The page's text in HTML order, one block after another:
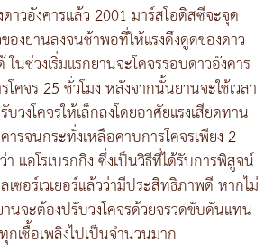
าวอังคารแล้ว 2001 มาร์สโอดิสซีจะจุด
องยานลงจนช้าพอที่ให้แรงดึงดูดของดาว
ในช่วงเริ่มแรกยานจะโคจรรอบดาวอังคาร
โคจร 25 ชั่วโมง หลังจากนั้นยานจะใช้เวลา
วงโคจรให้เล็กลงโดยอาศัยแรงเสียดทาน
รจนกระทั่งเหลือคาบการโคจรเพียง 2
า แอโรเบรกกิง ซึ่งเป็นวิธีที่ได้รับการพิสูจน์
ซอร์เวเยอร์แล้วว่ามีประสิทธิภาพดี หากไม่
านจะต้องปรับวงโคจรด้วยจรวดขับดันแทน
เชื้อเพลิงไปเป็นจำนวนมาก